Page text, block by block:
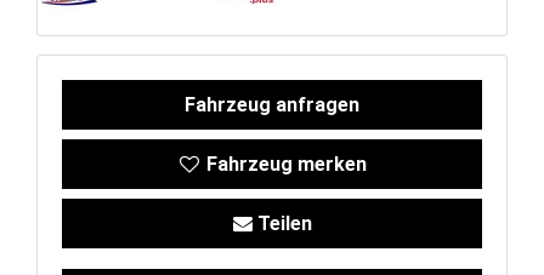
Unfall- und
Lackservice
Großkunden
Fahrzeug anfragen
Fahrzeug merken
Teilen